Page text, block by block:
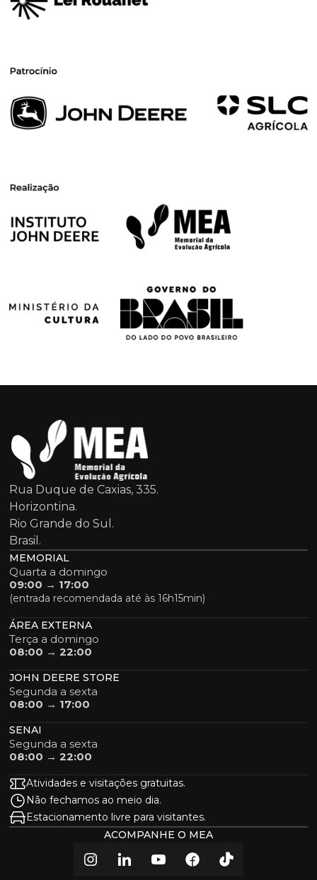
Rua Duque de Caxias, 335.
Horizontina.
Rio Grande do Sul.
Brasil.
MEMORIAL
Quarta a domingo
09:00 → 17:00
(entrada recomendada até às 16h15min)
ÁREA EXTERNA
Terça a domingo
08:00 → 22:00
JOHN DEERE STORE
Segunda a sexta
08:00 → 17:00
SENAI
Segunda a sexta
08:00 → 22:00
Atividades e visitações gratuitas.
Não fechamos ao meio dia.
Estacionamento livre para visitantes.
ACOMPANHE O MEA